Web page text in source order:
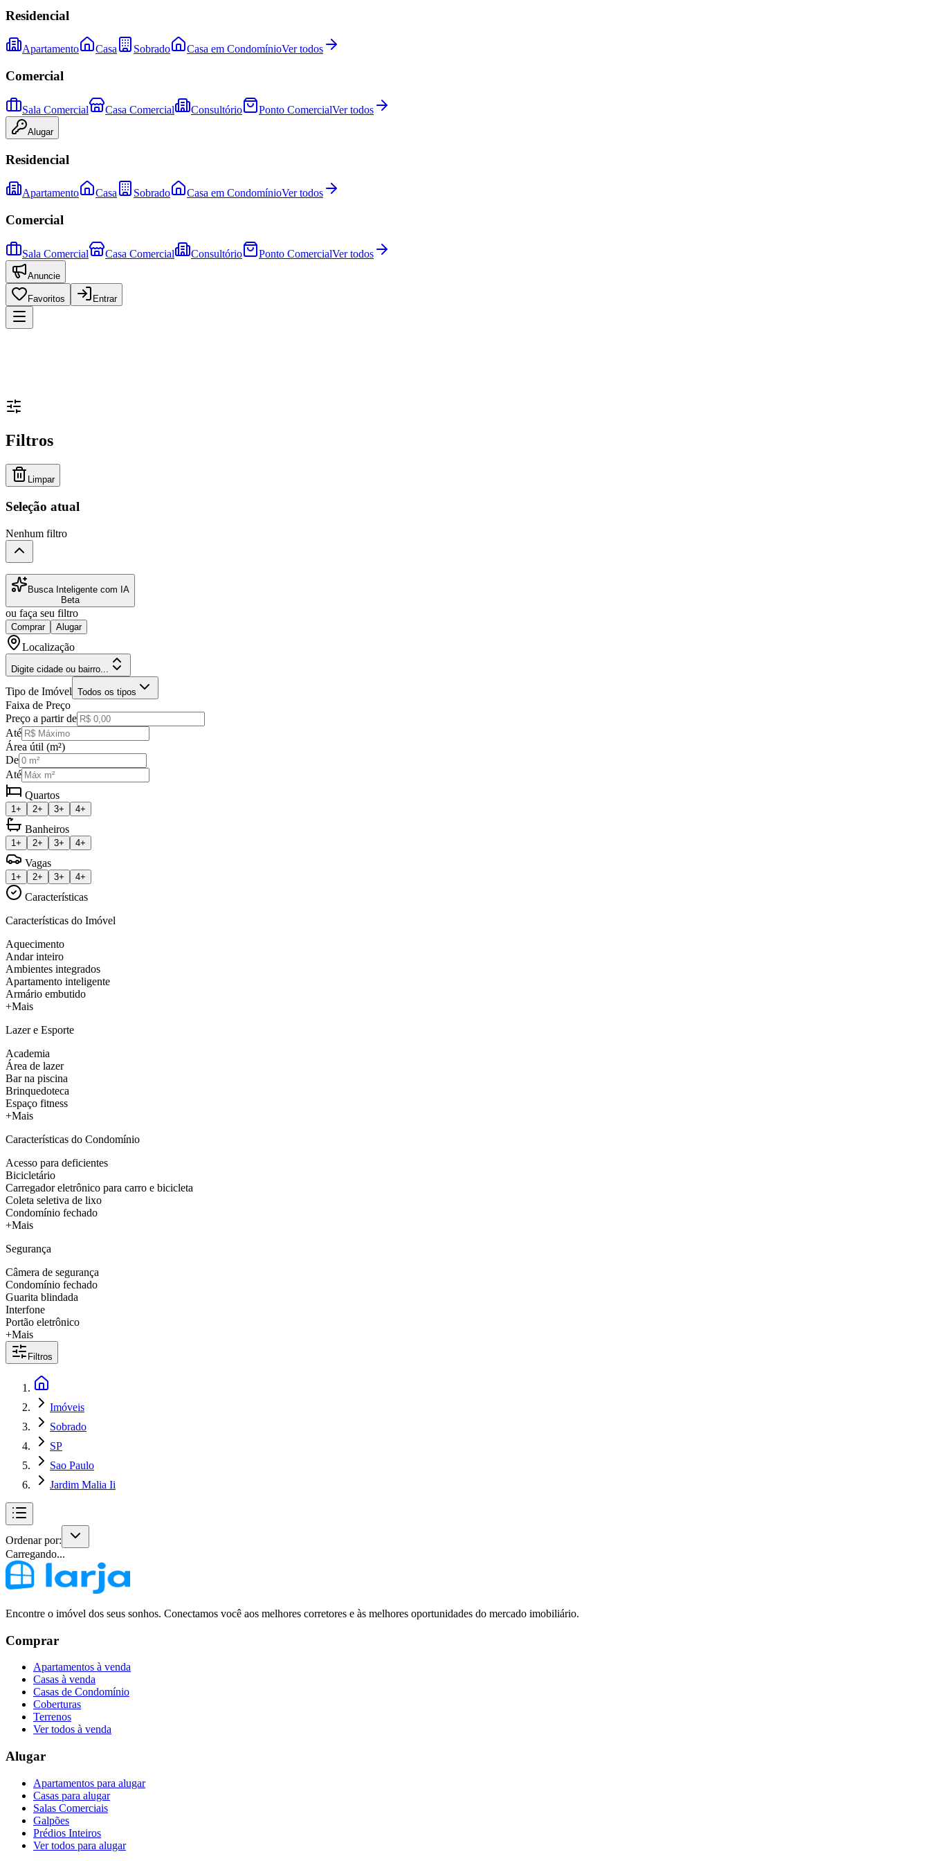
Residencial
Apartamento Casa Sobrado Casa em CondomínioVer todos
Comercial
Sala Comercial Casa Comercial Consultório Ponto ComercialVer todos
Alugar
Residencial
Apartamento Casa Sobrado Casa em CondomínioVer todos
Comercial
Sala Comercial Casa Comercial Consultório Ponto ComercialVer todos
Anuncie
Favoritos Entrar
Filtros
Limpar
Seleção atual
Nenhum filtro
Busca Inteligente com IA
Beta
ou faça seu filtro
Comprar Alugar
Localização
Digite cidade ou bairro...
Tipo de Imóvel Todos os tipos
Faixa de Preço
Preço a partir de
Até
Área útil (m²)
De
Até
Quartos
1+ 2+ 3+ 4+
Banheiros
1+ 2+ 3+ 4+
Vagas
1+ 2+ 3+ 4+
Características
Características do Imóvel
Aquecimento
Andar inteiro
Ambientes integrados
Apartamento inteligente
Armário embutido
+Mais
Lazer e Esporte
Academia
Área de lazer
Bar na piscina
Brinquedoteca
Espaço fitness
+Mais
Características do Condomínio
Acesso para deficientes
Bicicletário
Carregador eletrônico para carro e bicicleta
Coleta seletiva de lixo
Condomínio fechado
+Mais
Segurança
Câmera de segurança
Condomínio fechado
Guarita blindada
Interfone
Portão eletrônico
+Mais
Filtros
Imóveis
Sobrado
SP
Sao Paulo
Jardim Malia Ii
Ordenar por:
Carregando...
Encontre o imóvel dos seus sonhos. Conectamos você aos melhores corretores e às melhores oportunidades do mercado imobiliário.
Comprar
Apartamentos à venda
Casas à venda
Casas de Condomínio
Coberturas
Terrenos
Ver todos à venda
Alugar
Apartamentos para alugar
Casas para alugar
Salas Comerciais
Galpões
Prédios Inteiros
Ver todos para alugar